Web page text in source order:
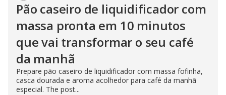
Pão caseiro de liquidificador com
massa pronta em 10 minutos
que vai transformar o seu café
da manhã
Prepare pão caseiro de liquidificador com massa fofinha,
casca dourada e aroma acolhedor para café da manhã
especial. The post...